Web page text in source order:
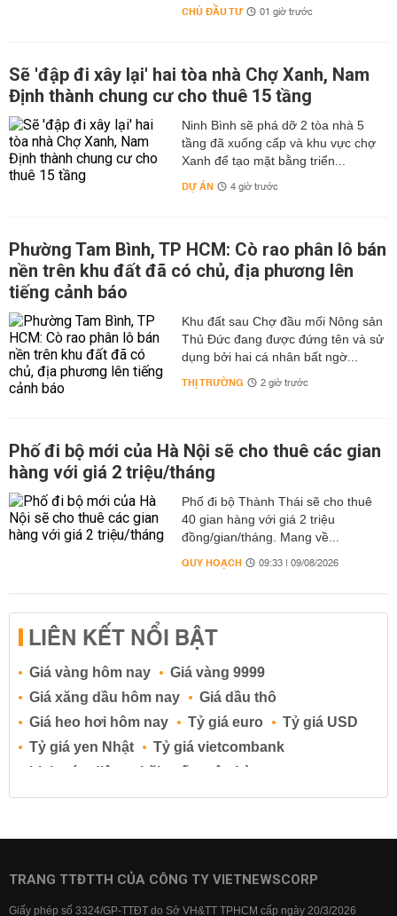
CHỦ ĐẦU TƯ 01 giờ trước
Sẽ 'đập đi xây lại' hai tòa nhà Chợ Xanh, Nam
Định thành chung cư cho thuê 15 tầng
Ninh Bình sẽ phá dỡ 2 tòa nhà 5
tầng đã xuống cấp và khu vực chợ
Xanh để tạo mặt bằng triển...
DỰ ÁN 4 giờ trước
Phường Tam Bình, TP HCM: Cò rao phân lô bán
nền trên khu đất đã có chủ, địa phương lên
tiếng cảnh báo
Khu đất sau Chợ đầu mối Nông sản
Thủ Đức đang được đứng tên và sử
dụng bởi hai cá nhân bất ngờ...
THỊ TRƯỜNG 2 giờ trước
Phố đi bộ mới của Hà Nội sẽ cho thuê các gian
hàng với giá 2 triệu/tháng
Phố đi bộ Thành Thái sẽ cho thuê
40 gian hàng với giá 2 triệu
đồng/gian/tháng. Mang về...
QUY HOẠCH 09:33 | 09/08/2026
LIÊN KẾT NỔI BẬT
Giá vàng hôm nay
Giá vàng 9999
Giá xăng dầu hôm nay
Giá dầu thô
Giá heo hơi hôm nay
Tỷ giá euro
Tỷ giá USD
Tỷ giá yen Nhật
Tỷ giá vietcombank
Lịch cúp điện
Lãi suất ngân hàng
Lãi suất tiết kiệm
Lãi suất tiền gửi
Lãi suất ngân hàng BIDV
TRANG TTĐTTH CỦA CÔNG TY VIETNEWSCORP
Giấy phép số 3324/GP-TTĐT do Sở VH&TT TPHCM cấp ngày 20/3/2026